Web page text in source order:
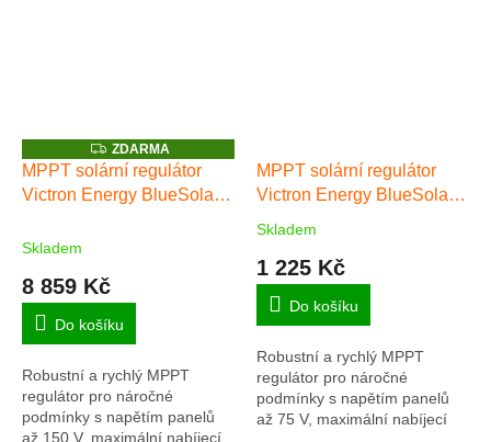
Z
D
A
R
ZDARMA
MPPT solární regulátor
Victron Energy BlueSolar
Skladem
8 859 Kč
Do košíku
Robustní a rychlý MPPT
regulátor pro náročné
podmínky s napětím panelů
až 150 V, maximální nabíjecí
MPPT solární regulátor
Victron Energy BlueSolar
75/10
Průměrné
produktu
5,0
5
hvězdiček.
Skladem
1 225 Kč
Do košíku
Robustní a rychlý MPPT
regulátor pro náročné
podmínky s napětím panelů
až 75 V, maximální nabíjecí